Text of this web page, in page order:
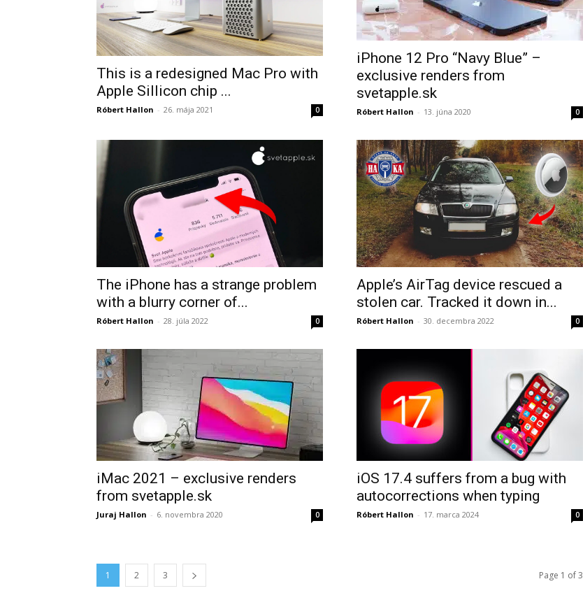
This is a redesigned Mac Pro with
Apple Sillicon chip ...
Róbert Hallon - 26. mája 2021 0
iPhone 12 Pro “Navy Blue” –
exclusive renders from
svetapple.sk
Róbert Hallon - 13. júna 2020 0
The iPhone has a strange problem
with a blurry corner of...
Róbert Hallon - 28. júla 2022 0
Apple’s AirTag device rescued a
stolen car. Tracked it down in...
Róbert Hallon - 30. decembra 2022 0
iMac 2021 – exclusive renders
from svetapple.sk
Juraj Hallon - 6. novembra 2020 0
iOS 17.4 suffers from a bug with
autocorrections when typing
Róbert Hallon - 17. marca 2024 0
1 2 3 Page 1 of 3